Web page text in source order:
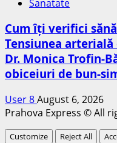
Sanatate
Cum îți verifici
Tensiunea
Dr. Monica Trofin-
obiceiuri de bun-
User 8August 6, 2026
Prahova Express © All
Customize Reject All